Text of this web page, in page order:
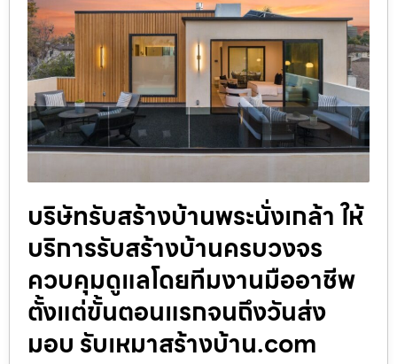
บริษัทรับสร้างบ้านพระนั่งเกล้า ให้
บริการรับสร้างบ้านครบวงจร
ควบคุมดูแลโดยทีมงานมืออาชีพ
ตั้งแต่ขั้นตอนแรกจนถึงวันส่ง
มอบ รับเหมาสร้างบ้าน.com